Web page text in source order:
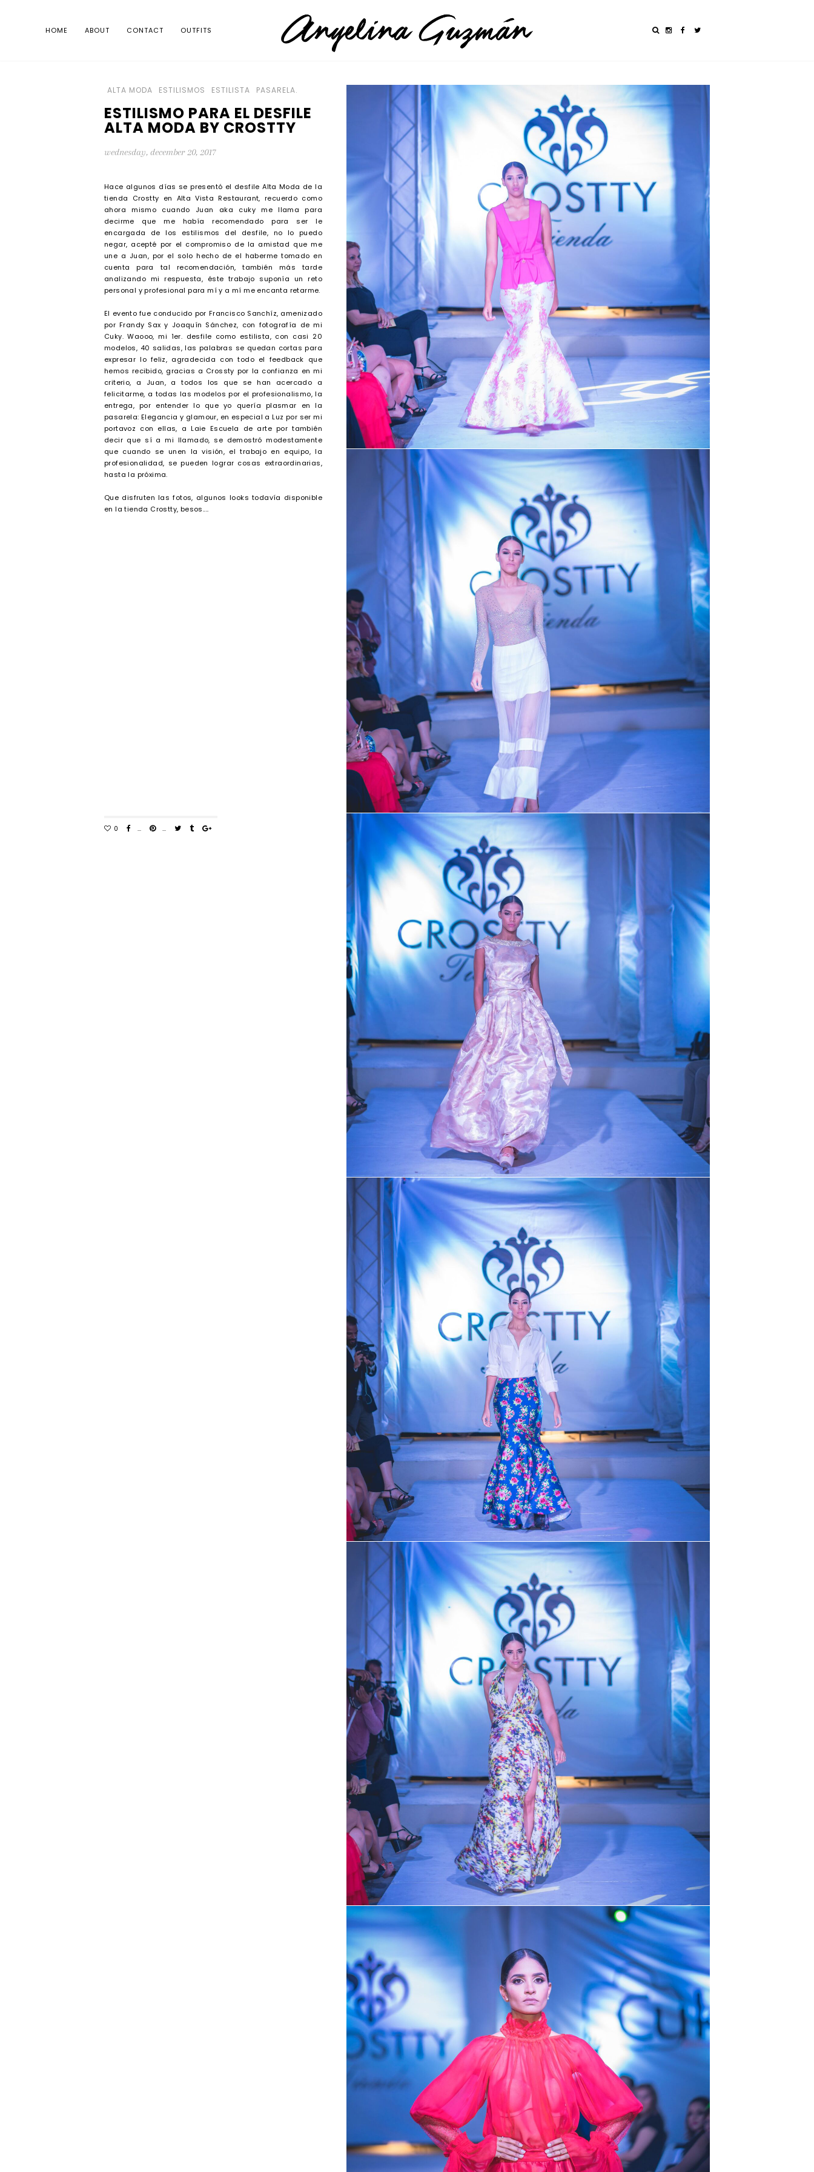
HOME ABOUT CONTACT OUTFITS
ALTA MODA ESTILISMOS ESTILISTA PASARELA.
ESTILISMO PARA EL DESFILE
ALTA MODA BY CROSTTY
wednesday, december 20, 2017
Hace algunos días se presentó el desfile Alta Moda de la
tienda Crostty en Alta Vista Restaurant, recuerdo como
ahora mismo cuando Juan aka cuky me llama para
decirme que me había recomendado para ser le
encargada de los estilismos del desfile, no lo puedo
negar, acepté por el compromiso de la amistad que me
une a Juan, por el solo hecho de el haberme tomado en
cuenta para tal recomendación, también más tarde
analizando mi respuesta, éste trabajo suponía un reto
personal y profesional para mí y a mí me encanta retarme.
El evento fue conducido por Francisco Sanchíz, amenizado
por Frandy Sax y Joaquín Sánchez, con fotografía de mi
Cuky. Waooo, mi 1er. desfile como estilista, con casi 20
modelos, 40 salidas, las palabras se quedan cortas para
expresar lo feliz, agradecida con todo el feedback que
hemos recibido, gracias a Crossty por la confianza en mi
criterio, a Juan, a todos los que se han acercado a
felicitarme, a todas las modelos por el profesionalismo, la
entrega, por entender lo que yo quería plasmar en la
pasarela: Elegancia y glamour, en especial a Luz por ser mi
portavoz con ellas, a Laie Escuela de arte por también
decir que sí a mi llamado, se demostró modestamente
que cuando se unen la visión, el trabajo en equipo, la
profesionalidad, se pueden lograr cosas extraordinarias,
hasta la próxima.
Que disfruten las fotos, algunos looks todavía disponible
en la tienda Crostty, besos....